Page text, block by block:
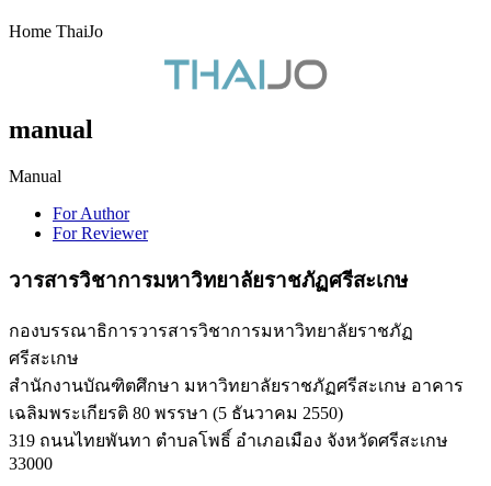
Home ThaiJo
manual
Manual
For Author
For Reviewer
วารสารวิชาการมหาวิทยาลัยราชภัฏศรีสะเกษ
กองบรรณาธิการวารสารวิชาการมหาวิทยาลัยราชภัฏ
ศรีสะเกษ
สำนักงานบัณฑิตศึกษา มหาวิทยาลัยราชภัฏศรีสะเกษ อาคาร
เฉลิมพระเกียรติ 80 พรรษา (5 ธันวาคม 2550)
319 ถนนไทยพันทา ตำบลโพธิ์ อำเภอเมือง จังหวัดศรีสะเกษ
33000